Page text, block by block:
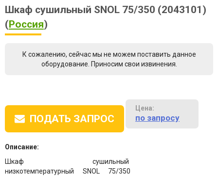
Шкаф сушильный SNOL 75/350 (2043101)
(Россия)
К сожалению, сейчас мы не можем поставить данное
оборудование. Приносим свои извинения.
ПОДАТЬ ЗАПРОС
Цена:
по запросу
Описание:
Шкаф сушильный
низкотемпературный SNOL 75/350